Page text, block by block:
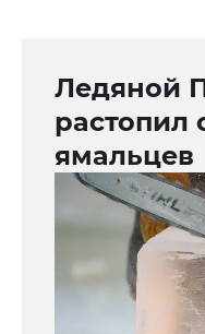
Ледяной
растопил
ямальцев